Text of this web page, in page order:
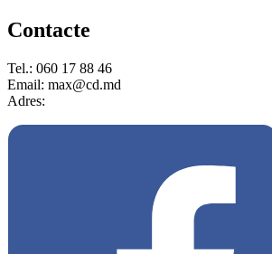
Contacte
Tel.: 060 17 88 46
Email: max@cd.md
Adres: